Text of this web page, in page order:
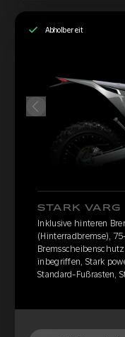
Abholbereit
STARK VARG
Inklusive hinteren
(Hinterradbremse),
inbegriffen, Stark
Standard-Fußrasten,